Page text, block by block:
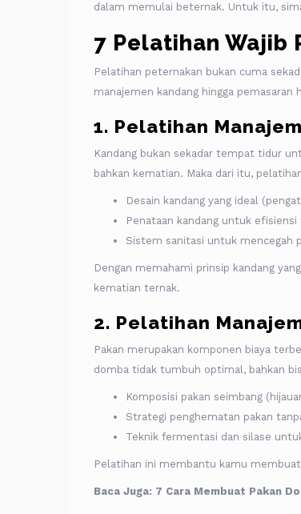
dalam memulai beternak. Untuk itu,
7 Pelatihan Wajib
Pelatihan peternakan bukan cuma
manajemen kandang hingga
1. Pelatihan
Kandang bukan sekadar tempat tidur
bahkan kematian. Maka dari itu,
Desain kandang yang ideal
Penataan kandang untuk efisiensi
Sistem sanitasi untuk mencegah
Dengan memahami prinsip kandang
kematian ternak.
2. Pelatihan
Pakan merupakan komponen biaya
domba tidak tumbuh optimal, bahkan
Komposisi pakan seimbang
Strategi penghematan pakan
Teknik fermentasi dan silase
Pelatihan ini membantu kamu
Baca Juga: 7 Cara Membuat Pakan